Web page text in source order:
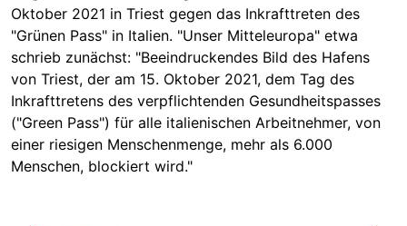
Oktober 2021 in Triest gegen das Inkrafttreten des
"Grünen Pass" in Italien. "Unser Mitteleuropa" etwa
schrieb zunächst: "Beeindruckendes Bild des Hafens
von Triest, der am 15. Oktober 2021, dem Tag des
Inkrafttretens des verpflichtenden Gesundheitspasses
("Green Pass") für alle italienischen Arbeitnehmer, von
einer riesigen Menschenmenge, mehr als 6.000
Menschen, blockiert wird."